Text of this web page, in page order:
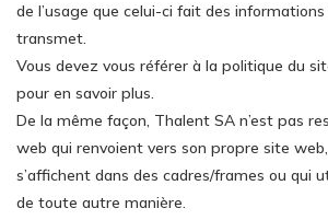
de l’usage que celui-ci fait des informations
transmet.
Vous devez vous référer à la politique du
pour en savoir plus.
De la même façon, Thalent SA n’est pas
web qui renvoient vers son propre site
s’affichent dans des cadres/frames ou qui
de toute autre manière.